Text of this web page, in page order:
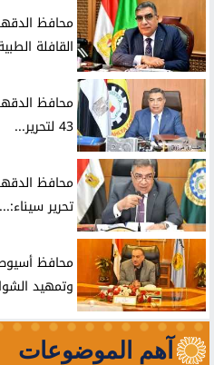
القافلة
محافظ
43 لتحرير...
محافظ
تحرير سيناء:...
محافظ
وتمهيد
آهم الموضوعات